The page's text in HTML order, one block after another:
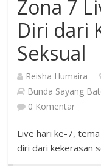
Zona 7
Diri dari
Seksual
Reisha Humaira
Bunda Sayang
0 Komentar
Live hari ke-7,
diri dari kekerasan